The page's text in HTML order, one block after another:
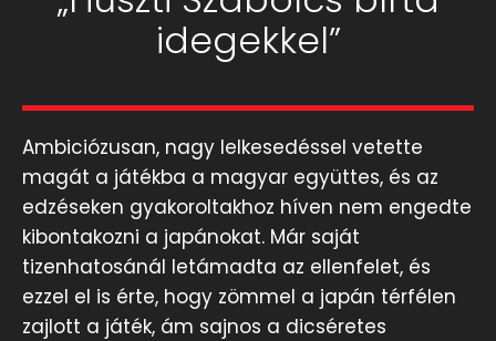
idegekkel”
Ambiciózusan, nagy lelkesedéssel vetette
magát a játékba a magyar együttes, és az
edzéseken gyakoroltakhoz híven nem engedte
kibontakozni a japánokat. Már saját
tizenhatosánál letámadta az ellenfelet, és
ezzel el is érte, hogy zömmel a japán térfélen
zajlott a játék, ám sajnos a dicséretes